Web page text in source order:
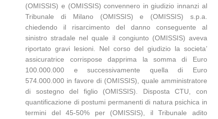
(OMISSIS) e (OMISSIS) convennero in giudizio innanzi al
Tribunale di Milano (OMISSIS) e (OMISSIS) s.p.a.
chiedendo il risarcimento del danno conseguente al
sinistro stradale nel quale il congiunto (OMISSIS) aveva
riportato gravi lesioni. Nel corso del giudizio la societa’
assicuratrice corrispose dapprima la somma di Euro
100.000.000 e successivamente quella di Euro
574.000.000 in favore di (OMISSIS), quale amministratore
di sostegno del figlio (OMISSIS). Disposta CTU, con
quantificazione di postumi permanenti di natura psichica in
termini del 45-50% per (OMISSIS), il Tribunale adito